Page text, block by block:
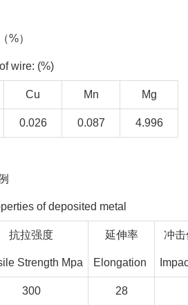
%）
wire: (%)
Cu Mn Mg
0.026 0.087 4.996
of deposited metal
抗拉强度
Strength Mpa
延伸率
Elongation
冲
300 28